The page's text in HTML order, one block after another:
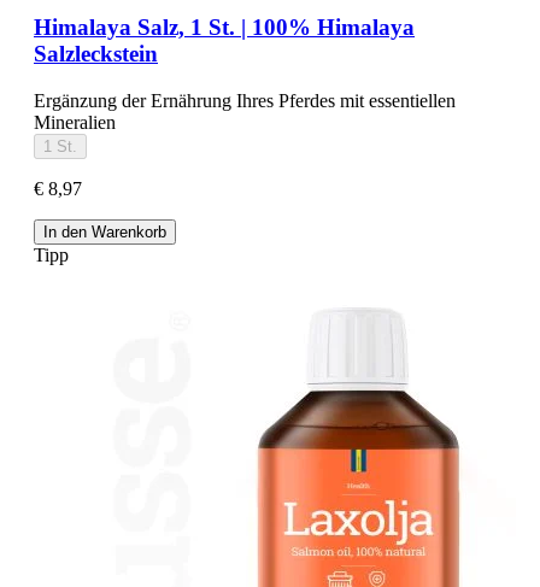
Himalaya Salz, 1 St. | 100% Himalaya
Salzleckstein
Ergänzung der Ernährung Ihres Pferdes mit essentiellen
Mineralien
1 St.
€ 8,97
In den Warenkorb
Tipp